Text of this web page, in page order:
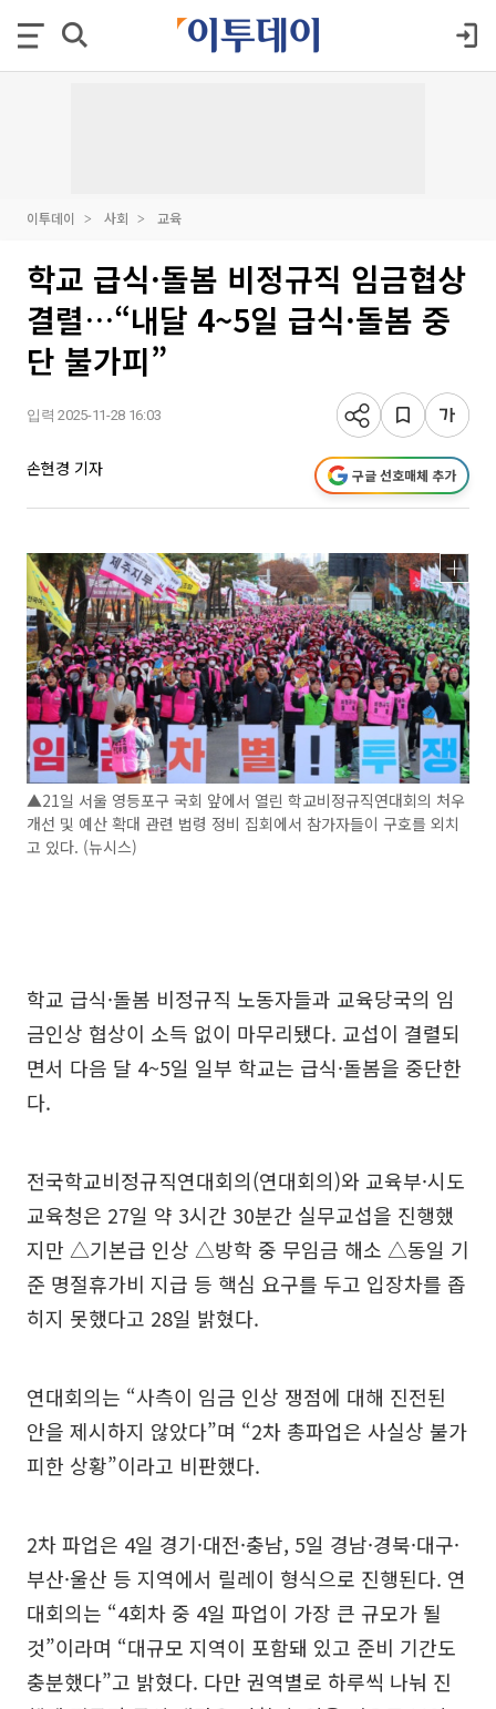
이투데이 사회 교육
학교 급식·돌봄 비정규직 임금협상
결렬…“내달 4~5일 급식·돌봄 중
단 불가피”
입력 2025-11-28 16:03
손현경 기자 구글 선호매체 추가
▲21일 서울 영등포구 국회 앞에서 열린 학교비정규직연대회의 처우
개선 및 예산 확대 관련 법령 정비 집회에서 참가자들이 구호를 외치
고 있다. (뉴시스)
학교 급식·돌봄 비정규직 노동자들과 교육당국의 임
금인상 협상이 소득 없이 마무리됐다. 교섭이 결렬되
면서 다음 달 4~5일 일부 학교는 급식·돌봄을 중단한
다.
전국학교비정규직연대회의(연대회의)와 교육부·시도
교육청은 27일 약 3시간 30분간 실무교섭을 진행했
지만 △기본급 인상 △방학 중 무임금 해소 △동일 기
준 명절휴가비 지급 등 핵심 요구를 두고 입장차를 좁
히지 못했다고 28일 밝혔다.
연대회의는 “사측이 임금 인상 쟁점에 대해 진전된
안을 제시하지 않았다”며 “2차 총파업은 사실상 불가
피한 상황”이라고 비판했다.
2차 파업은 4일 경기·대전·충남, 5일 경남·경북·대구·
부산·울산 등 지역에서 릴레이 형식으로 진행된다. 연
대회의는 “4회차 중 4일 파업이 가장 큰 규모가 될
것”이라며 “대규모 지역이 포함돼 있고 준비 기간도
충분했다”고 밝혔다. 다만 권역별로 하루씩 나눠 진